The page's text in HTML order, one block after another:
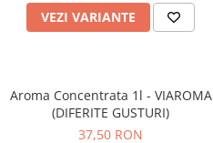
VEZI VARIANTE
Aroma Concentrata 1l - VIAROMA
(DIFERITE GUSTURI)
37,50 RON